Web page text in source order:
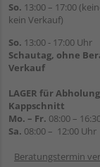
So. 13:00 – 17:00
kein Verkauf)
So. 13:00 - 17:00 Uhr
Schautag, ohne
Verkauf
LAGER für
Kappschnitt
Mo. – Fr. 08:00 –
Sa. 08:00 – 12:00 Uhr
Beratungstermin